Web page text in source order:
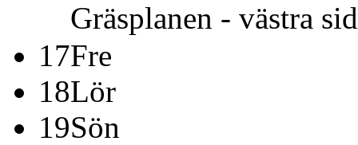
Gräsplanen - västra
17Fre
18Lör
19Sön